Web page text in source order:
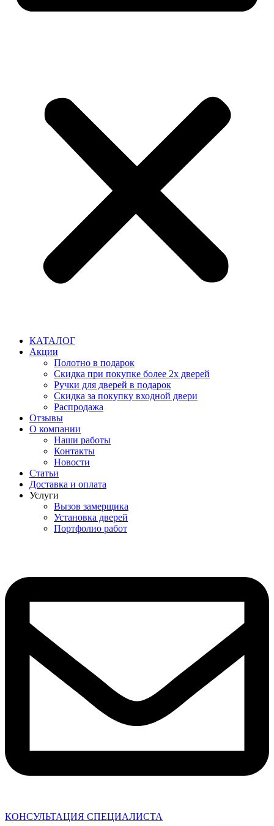
КАТАЛОГ
Акции
Полотно в подарок
Скидка при покупке более 2х дверей
Ручки для дверей в подарок
Скидка за покупку входной двери
Распродажа
Отзывы
О компании
Наши работы
Контакты
Новости
Статьи
Доставка и оплата
Услуги
Вызов замерщика
Установка дверей
Портфолио работ
КОНСУЛЬТАЦИЯ СПЕЦИАЛИСТА